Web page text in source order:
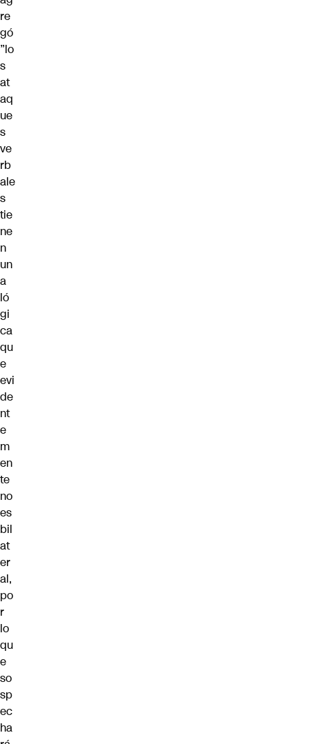
re
gó
”lo
s
at
aq
ue
s
ve
rb
ale
s
tie
ne
n
un
a
ló
gi
ca
qu
e
evi
de
nt
e
m
en
te
no
es
bil
at
er
al,
po
r
lo
qu
e
so
sp
ec
ha